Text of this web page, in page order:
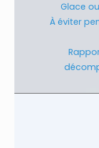
Glace
À éviter